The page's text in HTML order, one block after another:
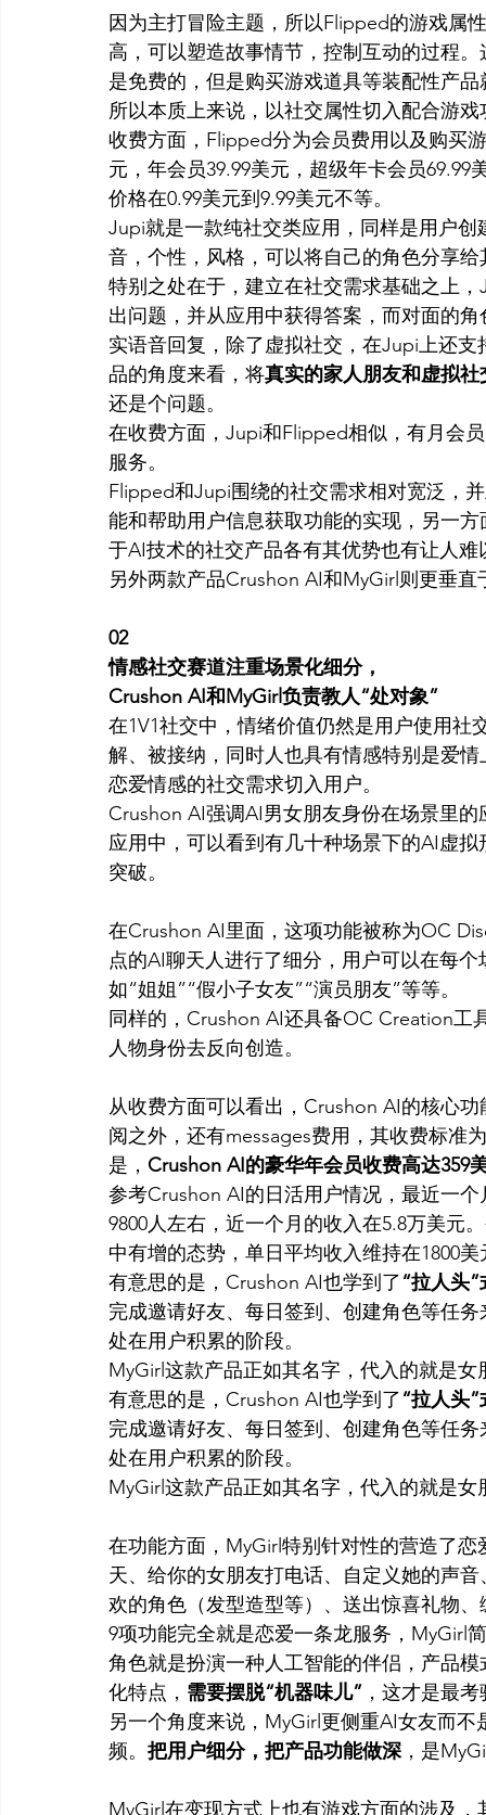
因为主打冒险主题，所以Flipped的游戏属
高，可以塑造故事情节，控制互动的过程
是免费的，但是购买游戏道具等装配性产
所以本质上来说，以社交属性切入配合游
收费方面，Flipped分为会员费用以及购买
元，年会员39.99美元，超级年卡会员
价格在0.99美元到9.99美元不等。
Jupi就是一款纯社交类应用，同样是用户
音，个性，风格，可以将自己的角色分享
特别之处在于，建立在社交需求基础之上，
出问题，并从应用中获得答案，而对面的
实语音回复，除了虚拟社交，在Jupi上还
品的角度来看，将真实的家人朋友和虚拟社
还是个问题。
在收费方面，Jupi和Flipped相似，有月会
服务。
Flipped和Jupi围绕的社交需求相对宽泛，
能和帮助用户信息获取功能的实现，另一
于AI技术的社交产品各有其优势也有让人难
另外两款产品Crushon AI和MyGirl则更垂
02
情感社交赛道注重场景化细分，
Crushon AI和MyGirl负责教人“处对象”
在1V1社交中，情绪价值仍然是用户使用
解、被接纳，同时人也具有情感特别是爱
恋爱情感的社交需求切入用户。
Crushon AI强调AI男女朋友身份在场景里
应用中，可以看到有几十种场景下的AI虚
突破。
在Crushon AI里面，这项功能被称为OC
点的AI聊天人进行了细分，用户可以在每
如“姐姐”“假小子女友”“演员朋友”等等。
同样的，Crushon AI还具备OC Creation
人物身份去反向创造。
从收费方面可以看出，Crushon AI的核心
阅之外，还有messages费用，其收费标准
是， Crushon AI的豪华年会员收费高达359
参考Crushon AI的日活用户情况，最近一
9800人左右，近一个月的收入在5.8万美元
中有增的态势，单日平均收入维持在1800
有意思的是，Crushon AI也学到了“拉人头
完成邀请好友、每日签到、创建角色等任
处在用户积累的阶段。
MyGirl这款产品正如其名字，代入的就是
有意思的是，Crushon AI也学到了“拉人头
完成邀请好友、每日签到、创建角色等任
处在用户积累的阶段。
MyGirl这款产品正如其名字，代入的就是
在功能方面，MyGirl特别针对性的营造了
天、给你的女朋友打电话、自定义她的声
欢的角色（发型造型等）、送出惊喜礼物
9项功能完全就是恋爱一条龙服务，MyGirl
角色就是扮演一种人工智能的伴侣，产品
化特点， 需要摆脱“机器味儿” ，这才是最
另一个角度来说，MyGirl更侧重AI女友而
频。 把用户细分，把产品功能做深，是
MyGirl在变现方式上也有游戏方面的涉及